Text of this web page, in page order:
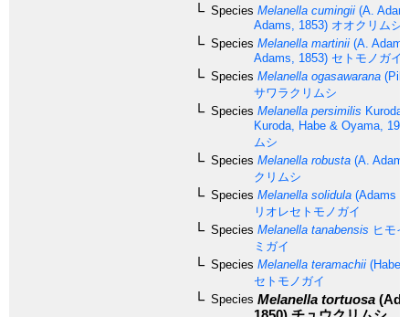
Species Melanella cumingii (A.
Adams, 1853) オオクリムシ
Species Melanella martinii (A.
Adams, 1853) セトモノガイ
Species Melanella ogasawarana
サワラクリムシ
Species Melanella persimilis Kuroda
Kuroda, Habe & Oyama,
ムシ
Species Melanella robusta (A.
クリムシ
Species Melanella solidula (Adams
リオレセトモノガイ
Species Melanella tanabensis ヒモ
ミガイ
Species Melanella teramachii (Habe,
セトモノガイ
Species Melanella tortuosa